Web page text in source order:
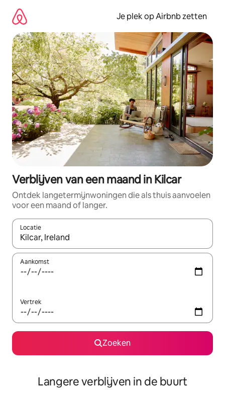
direct
naar
inhoud
Je plek op Airbnb zetten
Verblijven van een maand in Kilcar
Ontdek langetermijnwoningen die als thuis aanvoelen
voor een maand of langer.
Locatie
Wanneer er resultaten beschikbaar zijn, maak je een keuze
Aankomst
Vertrek
Zoeken
Langere verblijven in de buurt